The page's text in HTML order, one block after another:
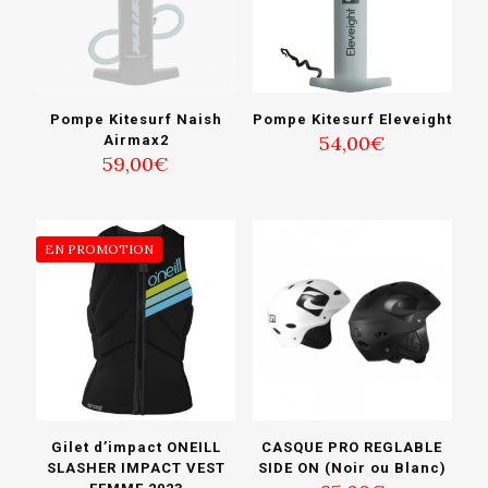
Pompe Kitesurf Naish
Airmax2
59,00€
Pompe Kitesurf Eleveight
54,00€
EN PROMOTION
Gilet d’impact ONEILL
SLASHER IMPACT VEST
CASQUE PRO REGLABLE
SIDE ON (Noir ou Blanc)